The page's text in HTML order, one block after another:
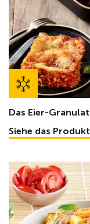
Das Eier-Granulat
Siehe das Produkt